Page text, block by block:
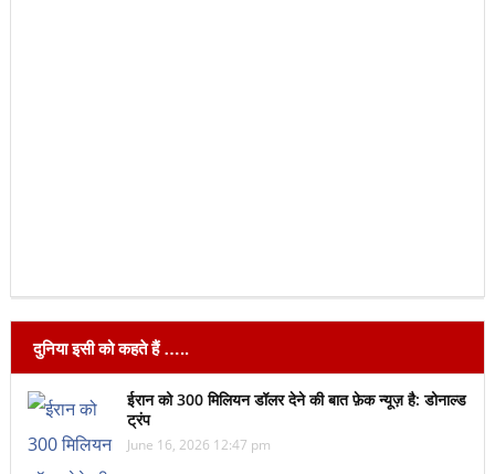
दुनिया इसी को कहते हैं …..
ईरान को 300 मिलियन डॉलर देने की बात फ़ेक न्यूज़ है: डोनाल्ड
ट्रंप
June 16, 2026 12:47 pm